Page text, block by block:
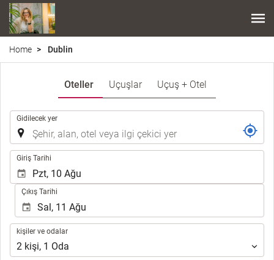
Home Dublin
Oteller Uçuşlar Uçuş + Otel
Gidilecek yer
Giriş Tarihi
Çıkış Tarihi
kişiler
ve
odalar
kişiler ve odalar
2 kişi, 1 Oda